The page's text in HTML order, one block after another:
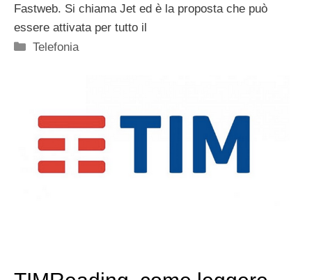
Fastweb. Si chiama Jet ed è la proposta che può
essere attivata per tutto il
Categorie
Telefonia